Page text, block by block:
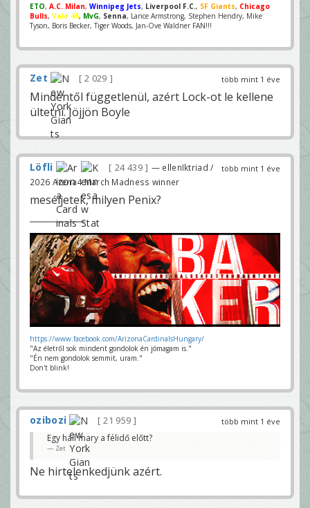
ETO, A.C. Milan, Winnipeg Jets, Liverpool F.C., SF Giants, Chicago
Bulls, Vale 46, MvG, Senna, Lance Armstrong, Stephen Hendry, Mike
Tyson, Boris Becker, Tiger Woods, Jan-Ove Waldner FAN!!!
több mint 1 éve
Zet 2 029
Mindentől függetlenül, azért Lock-ot le kellene
ültetni. Jöjjön Boyle
több mint 1 éve
Löfli 24 439
— ellenIktriad /
2026 Arena4 March Madness winner
meséljetek, milyen Penix?
https://www.facebook.com/ArizonaCardinalsHungary/
"Az életről sok mindent gondolok én jómagam is."
"Én nem gondolok semmit, uram."
Don't blink!
több mint 1 éve
ozibozi
21 959
Egy hail mary a félidő előtt?
Zet
Ne hirtelenkedjünk azért.